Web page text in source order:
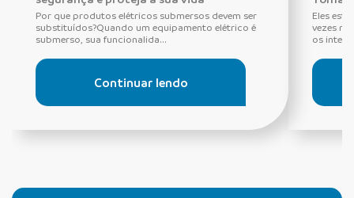
Por que produtos elétricos submersos devem ser
substituídos?Quando um equipamento elétrico é
submerso, sua funcionalida...
Continuar lendo
Eles
vezes
os